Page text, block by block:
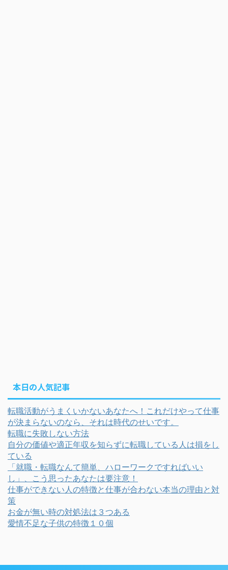
本日の人気記事
転職活動がうまくいかないあなたへ！これだけやって仕事
が決まらないのなら、それは時代のせいです。
転職に失敗しない方法
自分の価値や適正年収を知らずに転職している人は損をし
ている
「就職・転職なんて簡単、ハローワークですればいい
し」、こう思ったあなたは要注意！
仕事ができない人の特徴と仕事が合わない本当の理由と対
策
お金が無い時の対処法は３つある
愛情不足な子供の特徴１０個